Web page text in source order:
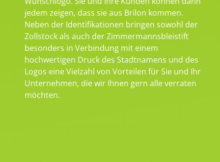
jedem zeigen, dass sie aus Brilon kommen.
Neben der Identifikationen bringen sowohl der
Zollstock als auch der Zimmermannsbleistift
besonders in Verbindung mit einem
hochwertigen Druck des Stadtnamens und des
Logos eine Vielzahl von Vorteilen für Sie und Ihr
Unternehmen, die wir Ihnen gern alle verraten
möchten.